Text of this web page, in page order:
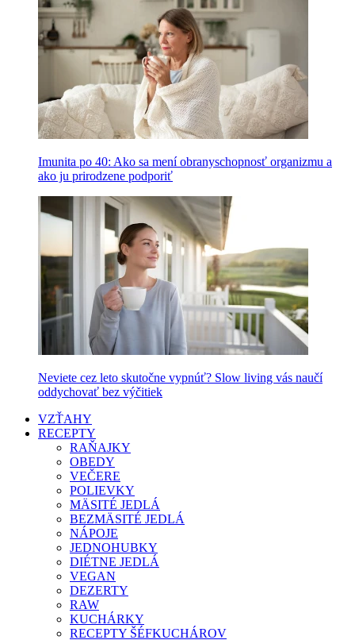
Imunita po 40: Ako sa mení obranyschopnosť organizmu a
ako ju prirodzene podporiť
Neviete cez leto skutočne vypnúť? Slow living vás naučí
oddychovať bez výčitiek
VZŤAHY
RECEPTY
RAŇAJKY
OBEDY
VEČERE
POLIEVKY
MÄSITÉ JEDLÁ
BEZMÄSITÉ JEDLÁ
NÁPOJE
JEDNOHUBKY
DIÉTNE JEDLÁ
VEGAN
DEZERTY
RAW
KUCHÁRKY
RECEPTY ŠÉFKUCHÁROV